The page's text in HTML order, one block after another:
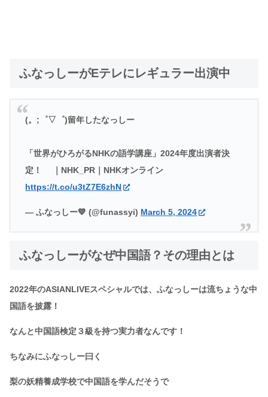
ふなっしーがEテレにレギュラー出演中
(。;゜▽゜)留年したなっしー
「世界がひろがるNHKの語学講座」2024年度出演者決
定！ ｜NHK_PR｜NHKオンライン
https://t.co/u3tZ7E6zhN
— ふなっしー💙 (@funassyi) March 5, 2024
ふなっしーがなぜ中国語？その理由とは
2022年のASIANLIVEスペシャルでは、ふなっしーは流ちょうな中
国語を披露！
なんと中国語検定３級を持つ実力者なんです！
ちなみにふなっしー曰く
梨の妖精養成学校で中国語を学んだそうで